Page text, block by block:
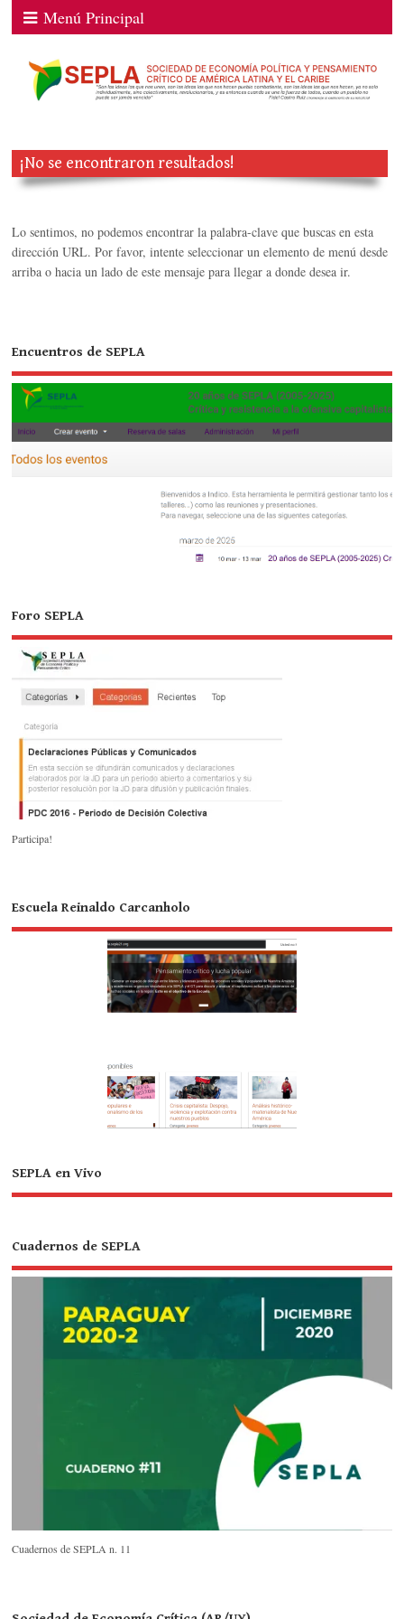
Menú Principal
¡No se encontraron resultados!
Lo sentimos, no podemos encontrar la palabra-clave que buscas en esta
dirección URL. Por favor, intente seleccionar un elemento de menú desde
arriba o hacia un lado de este mensaje para llegar a donde desea ir.
Encuentros de SEPLA
Foro SEPLA
Participa!
Escuela Reinaldo Carcanholo
SEPLA en Vivo
Cuadernos de SEPLA
Cuadernos de SEPLA n. 11